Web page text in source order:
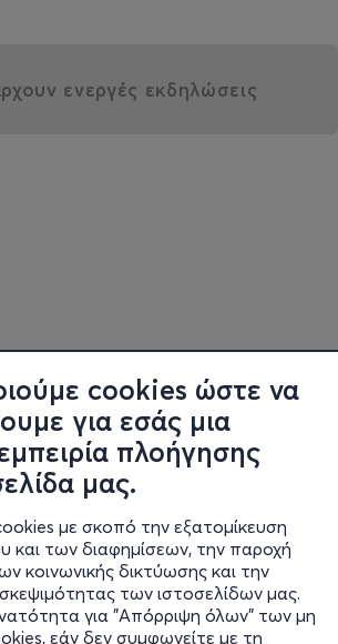
cookies ώστε να
για εσάς μια
πλοήγησης
μας.
με σκοπό την εξατομίκευση
και των διαφημίσεων, την παροχή
κοινωνικής δικτύωσης και την
των ιστοσελίδων μας.
για "Απόρριψη όλων" των μη
εάν δεν συμφωνείτε με τη
ενεργές εκδηλώσεις